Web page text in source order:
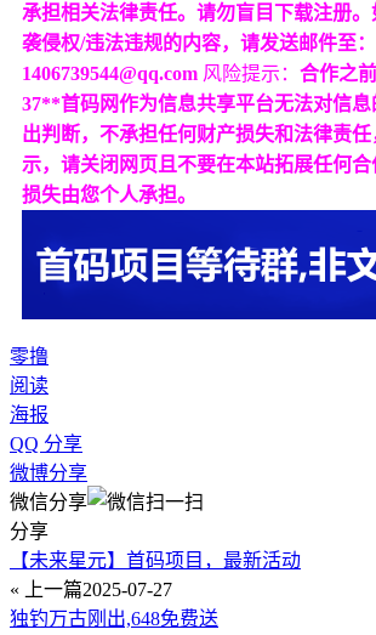
承担相关法律责任。请勿盲目下载注册
袭侵权/违法违规的内容，请发送邮件至：
1406739544@qq.com 风险提示： 合作之
37**首码网作为信息共享平台无法对信
出判断，不承担任何财产损失和法律责
示，请关闭网页且不要在本站拓展任何
损失由您个人承担。
零撸
阅读
海报
QQ 分享
微博分享
微信分享
分享
【未来星元】首码项目，最新活动
« 上一篇2025-07-27
独钓万古刚出,648免费送